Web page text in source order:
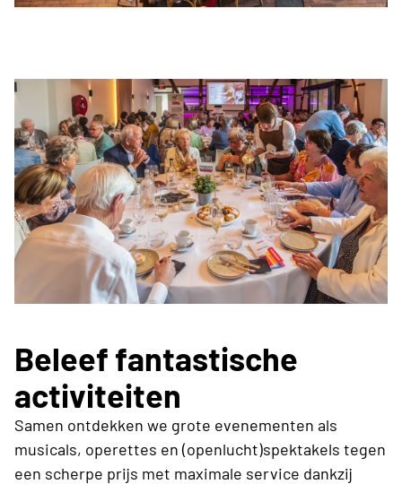
Beleef fantastische
activiteiten
Samen ontdekken we grote evenementen als
musicals, operettes en (openlucht)spektakels tegen
een scherpe prijs met maximale service dankzij